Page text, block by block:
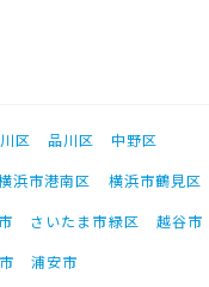
区 品川区
中野区
浜市港南区 横浜市鶴見区
さいたま市緑区
越谷市
浦安市